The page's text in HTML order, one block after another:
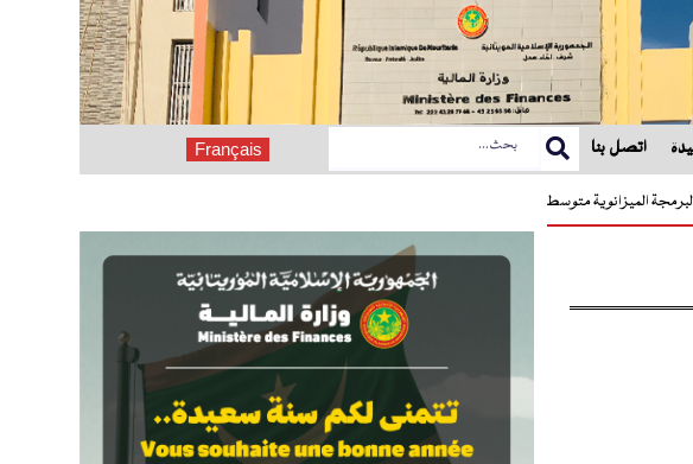
اتصل بنا Français
وثيقة البرمجة الميزانوية متوسطة المدى 2027 - 2029